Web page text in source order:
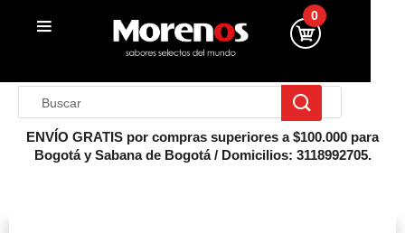
0
ENVÍO GRATIS por compras superiores a $100.000 para
Bogotá y Sabana de Bogotá / Domicilios: 3118992705.